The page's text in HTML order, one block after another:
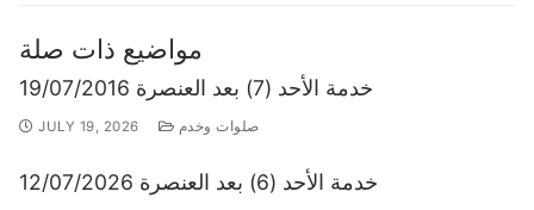
مواضيع ذات صلة
خدمة الأحد (7) بعد العنصرة 19/07/2016
JULY 19, 2026 صلوات وخدم
خدمة الأحد (6) بعد العنصرة 12/07/2026